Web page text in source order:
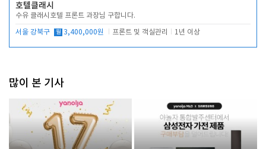
호텔클래시
수유 클래시호텔 프론트 과장님 구합니다.
서울 강북구 월 3,400,000원 프론트 및 객실관리 1년 이상
많이 본 기사